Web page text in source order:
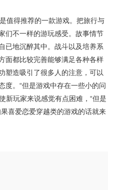
值得推荐的一款游戏。把旅行与
们不一样的游玩感受。故事情节
已地沉醉其中。战斗以及培养系
面都比较完善能够满足各种各样
塑造吸引了很多人的注意，可以
度。“但是游戏中存在一些小的问
新玩家来说感觉有点困难，“但是
喜爱恋爱穿越类的游戏的话就来